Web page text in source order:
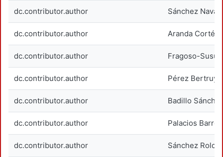
dc.contributor.author Sánchez
dc.contributor.author Aranda Cortés,
dc.contributor.author Fragoso-
dc.contributor.author Pérez Bertruy,
dc.contributor.author Badillo
dc.contributor.author Palacios
dc.contributor.author Sánchez